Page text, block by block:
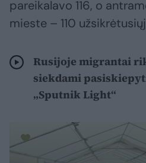
pareikalavo 116, o
mieste – 110
Rusijoje migrantai
siekdami
„Sputnik Light“